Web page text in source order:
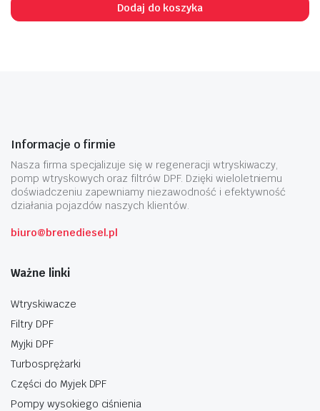
Dodaj do koszyka
Informacje o firmie
Nasza firma specjalizuje się w regeneracji wtryskiwaczy,
pomp wtryskowych oraz filtrów DPF. Dzięki wieloletniemu
doświadczeniu zapewniamy niezawodność i efektywność
działania pojazdów naszych klientów.
biuro@brenediesel.pl
Ważne linki
Wtryskiwacze
Filtry DPF
Myjki DPF
Turbosprężarki
Części do Myjek DPF
Pompy wysokiego ciśnienia